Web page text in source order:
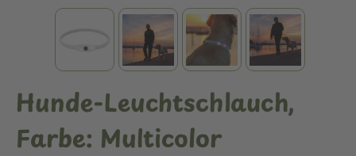
Hunde-Leuchtschlauch,
Farbe: Multicolor